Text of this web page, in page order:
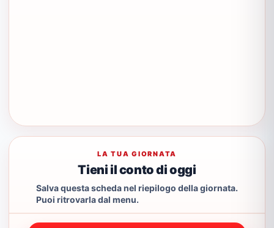
LA TUA GIORNATA
Tieni il conto di oggi
Salva questa scheda nel riepilogo della giornata.
Puoi ritrovarla dal menu.